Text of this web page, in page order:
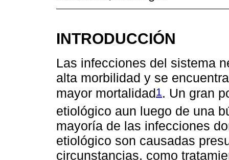
INTRODUCCIÓN
Las infecciones del sistema
alta morbilidad y se
mayor mortalidad1 . Un gran
etiológico aun luego de una
mayoría de las infecciones
etiológico son causadas
circunstancias, como